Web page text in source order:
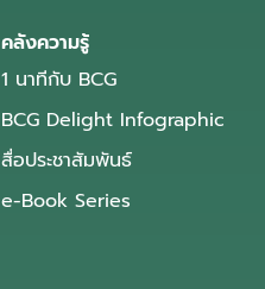
คลังความรู้
1 นาทีกับ BCG
BCG Delight Infographic
สื่อประชาสัมพันธ์
e-Book Series